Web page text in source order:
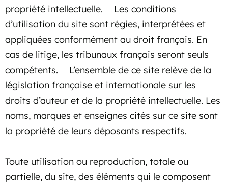
propriété intellectuelle. Les conditions
d’utilisation du site sont régies, interprétées et
appliquées conformément au droit français. En
cas de litige, les tribunaux français seront seuls
compétents. L’ensemble de ce site relève de la
législation française et internationale sur les
droits d’auteur et de la propriété intellectuelle. Les
noms, marques et enseignes cités sur ce site sont
la propriété de leurs déposants respectifs.
Toute utilisation ou reproduction, totale ou
partielle, du site, des éléments qui le composent